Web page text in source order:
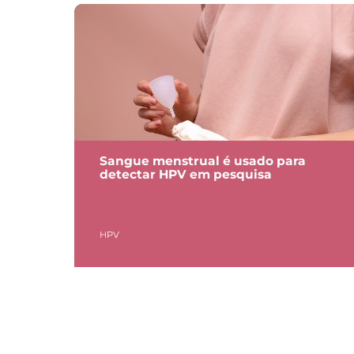
Sangue menstrual é usado para
detectar HPV em pesquisa
HPV